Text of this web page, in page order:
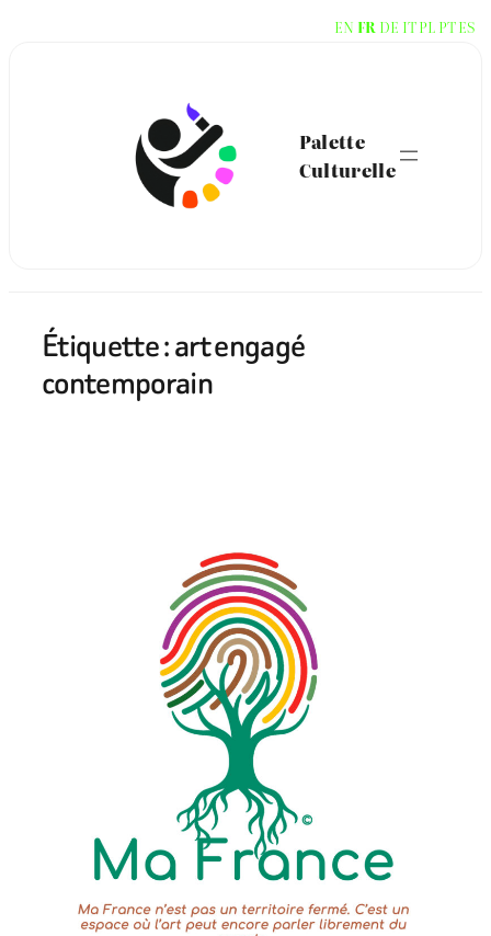
Palette
Culturelle
Étiquette :art engagé
contemporain
EN FR DE ITPL PTES